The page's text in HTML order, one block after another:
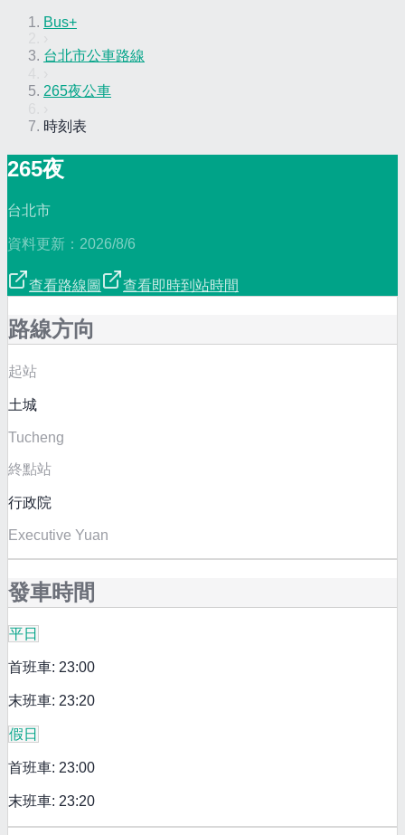
Bus+
台北市公車路線
265夜公車
時刻表
265夜
台北市
資料更新： 2026/8/6
查看路線圖 查看即時到站時間
路線方向
起站
土城
Tucheng
終點站
行政院
Executive Yuan
發車時間
平日
首班車: 23:00
末班車: 23:20
假日
首班車: 23:00
末班車: 23:20